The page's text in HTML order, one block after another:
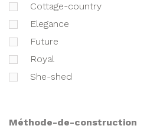
cottage-country
elegance
future
royal
she-shed
méthode-de-construction